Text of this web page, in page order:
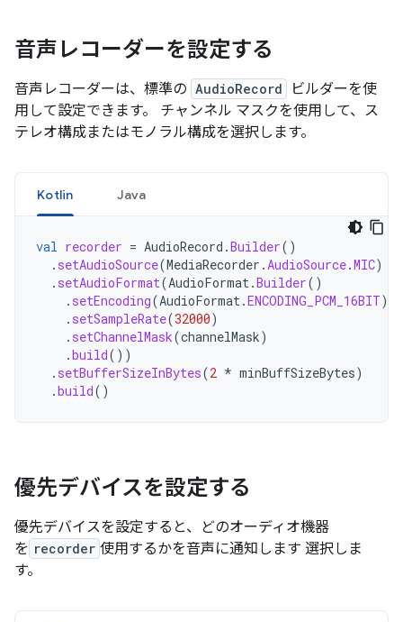
音声レコーダーを設定する
音声レコーダーは、標準の AudioRecord
ビルダーを使
用して設定できます。 チャンネル マスクを使用して、ス
テレオ構成またはモノラル構成を選択します。
Kotlin Java
val recorder = AudioRecord .Builder()
. setAudioSource(MediaRecorder .AudioSource.MIC)
. setAudioFormat(AudioFormat.Builder()
. setEncoding(AudioFormat.ENCODING_PCM_16BIT)
. setSampleRate(32000)
. setChannelMask(channelMask)
.build())
. setBufferSizeInBytes(2 * minBuffSizeBytes)
.build()
優先デバイスを設定する
優先デバイスを設定すると、どのオーディオ機器
を recorder 使用するかを音声に通知します 選択しま
す。